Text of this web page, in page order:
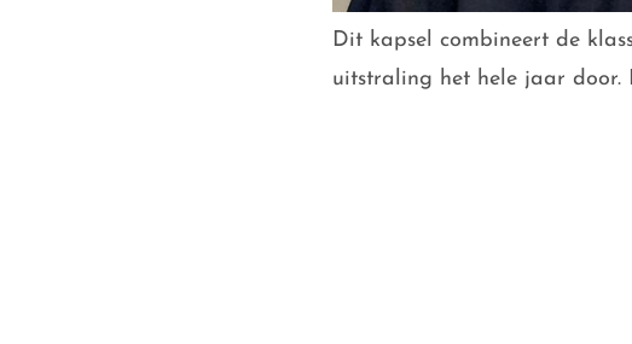
Dit kapsel combineert de
uitstraling het hele jaar door.